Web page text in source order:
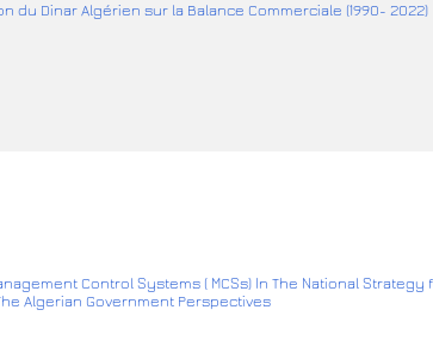
du Dinar Algérien sur la Balance Commerciale (1990- 2022)
Control Systems ( MCSs) In The National Strategy
Algerian Government Perspectives